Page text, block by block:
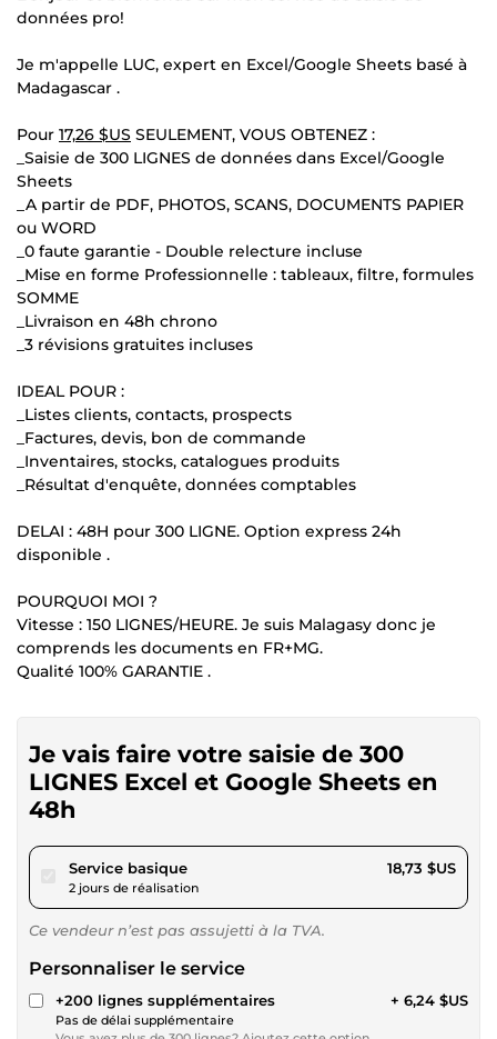
données pro!
Je m'appelle LUC, expert en Excel/Google Sheets basé à
Madagascar .
Pour 17,26 $US SEULEMENT, VOUS OBTENEZ :
_Saisie de 300 LIGNES de données dans Excel/Google
Sheets
_A partir de PDF, PHOTOS, SCANS, DOCUMENTS PAPIER
ou WORD
_0 faute garantie - Double relecture incluse
_Mise en forme Professionnelle : tableaux, filtre, formules
SOMME
_Livraison en 48h chrono
_3 révisions gratuites incluses
IDEAL POUR :
_Listes clients, contacts, prospects
_Factures, devis, bon de commande
_Inventaires, stocks, catalogues produits
_Résultat d'enquête, données comptables
DELAI : 48H pour 300 LIGNE. Option express 24h
disponible .
POURQUOI MOI ?
Vitesse : 150 LIGNES/HEURE. Je suis Malagasy donc je
comprends les documents en FR+MG.
Qualité 100% GARANTIE .
Je vais faire votre saisie de 300
LIGNES Excel et Google Sheets en
48h
Service basiquepour 17,26 $US
2 jours de réalisation
18,73 $US
Ce vendeur n’est pas assujetti à la TVA.
Personnaliser le service
+200 lignes supplémentaires
Pas de délai supplémentaire
+ 6,24 $US